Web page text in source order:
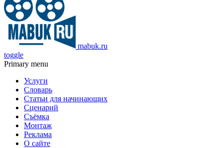
mabuk.ru
toggle
Primary menu
Услуги
Словарь
Статьи для начинающих
Сценарий
Съёмка
Монтаж
Реклама
О сайте